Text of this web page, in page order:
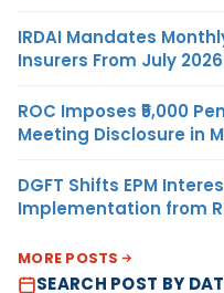
IRDAI Mandates
Insurers From July 2026
ROC Imposes ₹5,000
Meeting Disclosure in
DGFT Shifts EPM
Implementation from
MORE POSTS
SEARCH POST BY